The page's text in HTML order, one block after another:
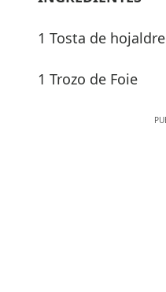
1 Tosta de hojaldre
1 Trozo de Foie